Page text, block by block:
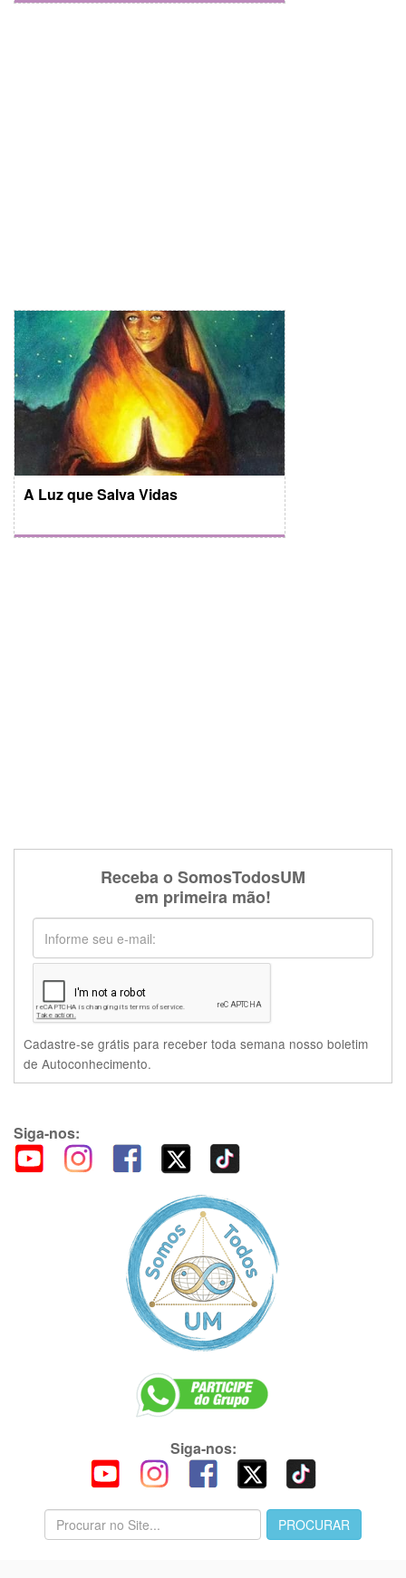
A Luz que Salva Vidas
Receba o SomosTodosUM
em primeira mão!
Cadastre-se grátis para receber toda semana nosso boletim
de Autoconhecimento.
Siga-nos:
Siga-nos: